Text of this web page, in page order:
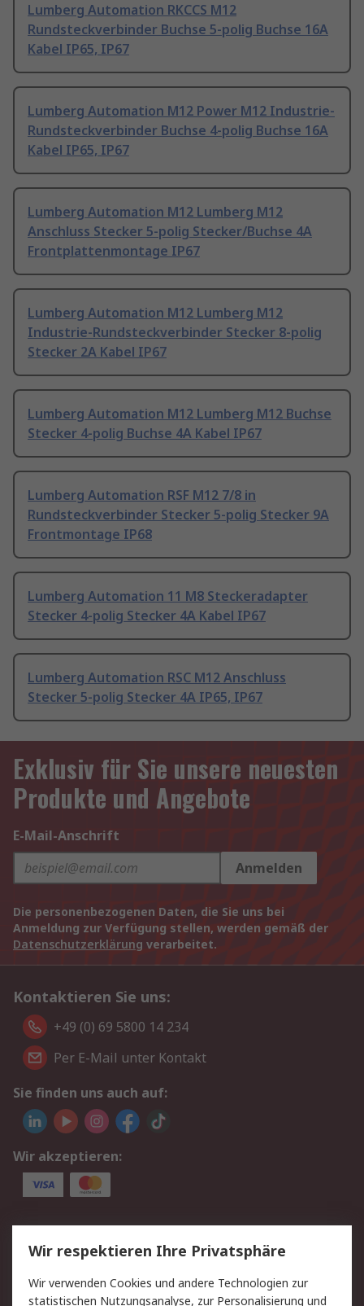
Lumberg Automation RKCCS M12
Rundsteckverbinder Buchse 5-polig Buchse 16A
Kabel IP65, IP67
Lumberg Automation M12 Power M12 Industrie-
Rundsteckverbinder Buchse 4-polig Buchse 16A
Kabel IP65, IP67
Lumberg Automation M12 Lumberg M12
Anschluss Stecker 5-polig Stecker/Buchse 4A
Frontplattenmontage IP67
Lumberg Automation M12 Lumberg M12
Industrie-Rundsteckverbinder Stecker 8-polig
Stecker 2A Kabel IP67
Lumberg Automation M12 Lumberg M12 Buchse
Stecker 4-polig Buchse 4A Kabel IP67
Lumberg Automation RSF M12 7/8 in
Rundsteckverbinder Stecker 5-polig Stecker 9A
Frontmontage IP68
Lumberg Automation 11 M8 Steckeradapter
Stecker 4-polig Stecker 4A Kabel IP67
Lumberg Automation RSC M12 Anschluss
Stecker 5-polig Stecker 4A IP65, IP67
Exklusiv für Sie unsere neuesten
Produkte und Angebote
E-Mail-Anschrift
Anmelden
Die personenbezogenen Daten, die Sie uns bei
Anmeldung zur Verfügung stellen, werden gemäß der
Datenschutzerklärung verarbeitet.
Kontaktieren Sie uns:
+49 (0) 69 5800 14 234
Per E-Mail unter Kontakt
Sie finden uns auch auf:
Wir akzeptieren:
Service
Value Added Services
Lieferlösungen
Rücksendungen
Kontakt
Wir respektieren Ihre Privatsphäre
Wir verwenden Cookies und andere Technologien zur
statistischen Nutzungsanalyse, zur Personalisierung und